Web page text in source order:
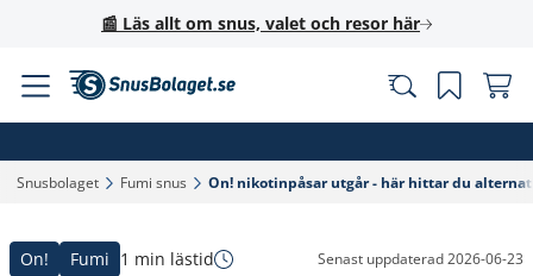
📰 Läs allt om snus, valet och resor här
Snusbolaget‎ Fumi snus‎ On! nikotinpåsar utgår - här hittar du
On! Fumi 1 min lästid Senast uppdaterad2026-06-23